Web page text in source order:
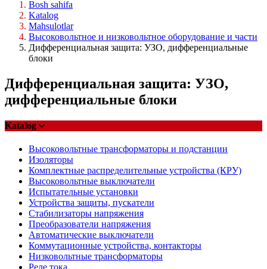
Bosh sahifa
Katalog
Mahsulotlar
Высоковольтное и низковольтное оборудование и части
Дифференциальная защита: УЗО, дифференциальные
блоки
Дифференциальная защита: УЗО,
дифференциальные блоки
Katalog
Высоковольтные трансформаторы и подстанции
Изоляторы
Комплектные распределительные устройства (КРУ)
Высоковольтные выключатели
Испытательные установки
Устройства защиты, пускатели
Стабилизаторы напряжения
Преобразователи напряжения
Автоматические выключатели
Коммутационные устройства, контакторы
Низковольтные трансформаторы